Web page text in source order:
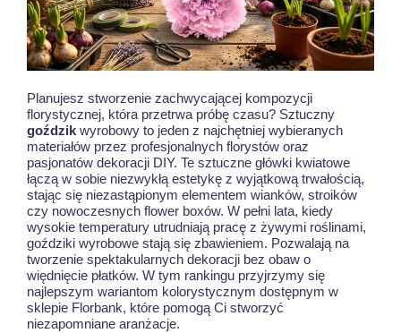
Planujesz stworzenie zachwycającej kompozycji
florystycznej, która przetrwa próbę czasu? Sztuczny
goździk wyrobowy to jeden z najchętniej wybieranych
materiałów przez profesjonalnych florystów oraz
pasjonatów dekoracji DIY. Te sztuczne główki kwiatowe
łączą w sobie niezwykłą estetykę z wyjątkową trwałością,
stając się niezastąpionym elementem wianków, stroików
czy nowoczesnych flower boxów. W pełni lata, kiedy
wysokie temperatury utrudniają pracę z żywymi roślinami,
goździki wyrobowe stają się zbawieniem. Pozwalają na
tworzenie spektakularnych dekoracji bez obaw o
więdnięcie płatków. W tym rankingu przyjrzymy się
najlepszym wariantom kolorystycznym dostępnym w
sklepie Florbank, które pomogą Ci stworzyć
niezapomniane aranżacje.